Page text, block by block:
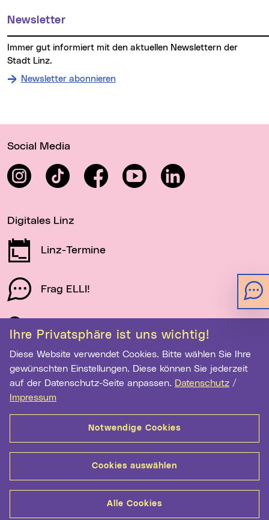
Ihre Privatsphäre ist uns wichtig!
Diese Website verwendet Cookies. Bitte wählen Sie Ihre
gewünschten Einstellungen. Diese können Sie jederzeit
auf der Datenschutz-Seite anpassen. Datenschutz /
Impressum
Notwendige Cookies
Cookies auswählen
Alle Cookies
Newsletter
Stadt Linz.
Newsletter abonnieren
Social Media
InstagramTikTok FacebookYouTube LinkedIn
Digitales Linz
Linz-Termine
Frag ELLI!
Schau auf Linz
Newsletter-Anmeldung
E-Mail-Adresse eingeben
Anmelden